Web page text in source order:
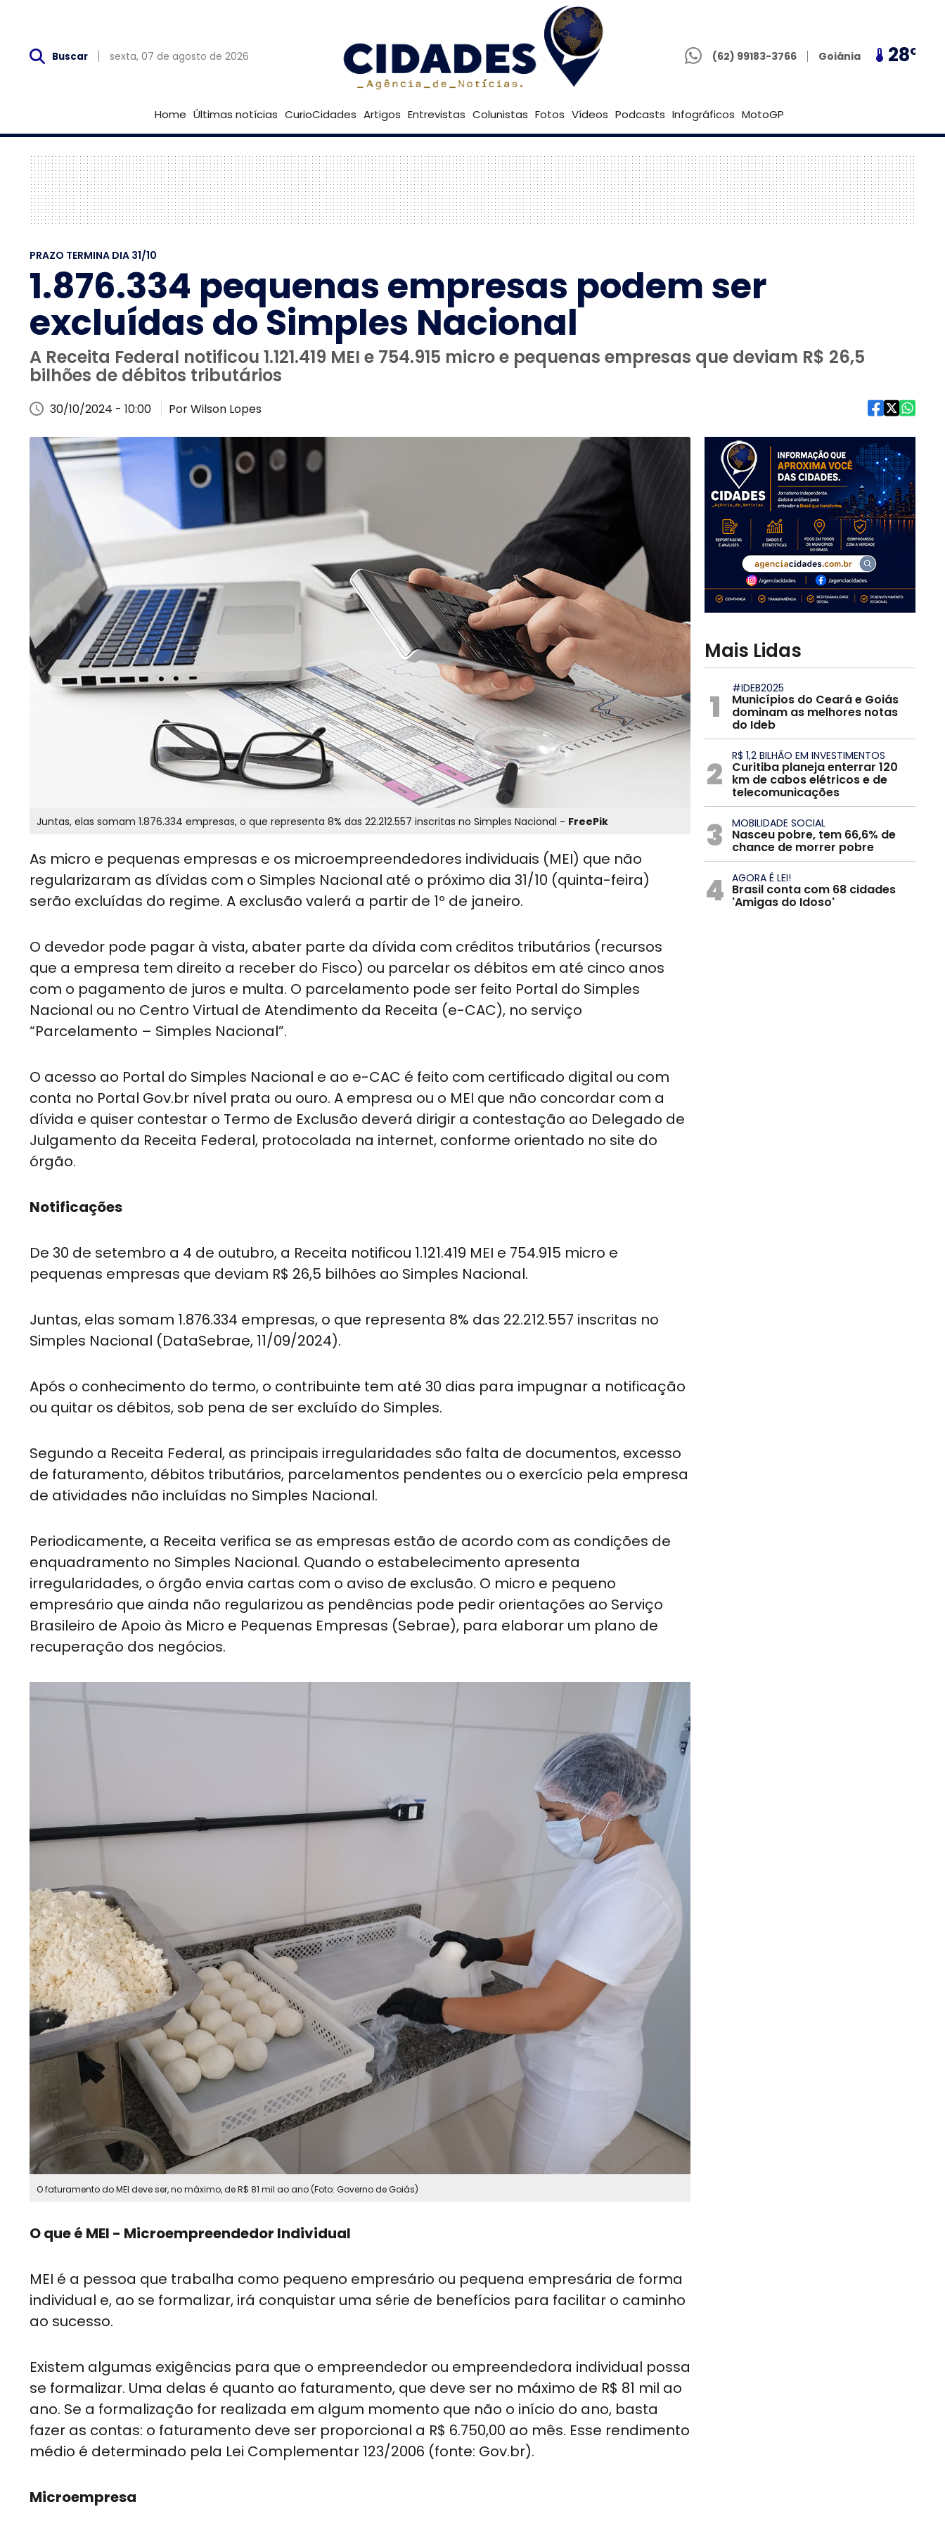
Buscar sexta, 07 de agosto de 2026 (62) 99183-3766
Goiânia 28º Brasília Goiânia 28º Brasília 25º
Home Últimas notícias CurioCidades Artigos Entrevistas Colunistas Fotos Vídeos Podcasts Infográficos MotoGP
PRAZO TERMINA DIA 31/10
1.876.334 pequenas empresas podem ser
excluídas do Simples Nacional
A Receita Federal notificou 1.121.419 MEI e 754.915 micro e pequenas empresas que deviam R$ 26,5
bilhões de débitos tributários
30/10/2024 - 10:00 Por Wilson Lopes
Juntas, elas somam 1.876.334 empresas, o que representa 8% das 22.212.557 inscritas no Simples Nacional - FreePik
As micro e pequenas empresas e os microempreendedores individuais (MEI) que não
regularizaram as dívidas com o Simples Nacional até o próximo dia 31/10 (quinta-feira)
serão excluídas do regime. A exclusão valerá a partir de 1º de janeiro.
O devedor pode pagar à vista, abater parte da dívida com créditos tributários (recursos
que a empresa tem direito a receber do Fisco) ou parcelar os débitos em até cinco anos
com o pagamento de juros e multa. O parcelamento pode ser feito Portal do Simples
Nacional ou no Centro Virtual de Atendimento da Receita (e-CAC), no serviço
“Parcelamento – Simples Nacional”.
O acesso ao Portal do Simples Nacional e ao e-CAC é feito com certificado digital ou com
conta no Portal Gov.br nível prata ou ouro. A empresa ou o MEI que não concordar com a
dívida e quiser contestar o Termo de Exclusão deverá dirigir a contestação ao Delegado de
Julgamento da Receita Federal, protocolada na internet, conforme orientado no site do
órgão.
Notificações
De 30 de setembro a 4 de outubro, a Receita notificou 1.121.419 MEI e 754.915 micro e
pequenas empresas que deviam R$ 26,5 bilhões ao Simples Nacional.
Juntas, elas somam 1.876.334 empresas, o que representa 8% das 22.212.557 inscritas no
Simples Nacional (DataSebrae, 11/09/2024).
Após o conhecimento do termo, o contribuinte tem até 30 dias para impugnar a notificação
ou quitar os débitos, sob pena de ser excluído do Simples.
Segundo a Receita Federal, as principais irregularidades são falta de documentos, excesso
de faturamento, débitos tributários, parcelamentos pendentes ou o exercício pela empresa
de atividades não incluídas no Simples Nacional.
Periodicamente, a Receita verifica se as empresas estão de acordo com as condições de
enquadramento no Simples Nacional. Quando o estabelecimento apresenta
irregularidades, o órgão envia cartas com o aviso de exclusão. O micro e pequeno
empresário que ainda não regularizou as pendências pode pedir orientações ao Serviço
Brasileiro de Apoio às Micro e Pequenas Empresas (Sebrae), para elaborar um plano de
recuperação dos negócios.
O faturamento do MEI deve ser, no máximo, de R$ 81 mil ao ano (Foto: Governo de Goiás)
O que é MEI - Microempreendedor Individual
MEI é a pessoa que trabalha como pequeno empresário ou pequena empresária de forma
individual e, ao se formalizar, irá conquistar uma série de benefícios para facilitar o caminho
ao sucesso.
Existem algumas exigências para que o empreendedor ou empreendedora individual possa
se formalizar. Uma delas é quanto ao faturamento, que deve ser no máximo de R$ 81 mil ao
ano. Se a formalização for realizada em algum momento que não o início do ano, basta
fazer as contas: o faturamento deve ser proporcional a R$ 6.750,00 ao mês. Esse rendimento
médio é determinado pela Lei Complementar 123/2006 (fonte: Gov.br).
Microempresa
Mais Lidas
1 #IDEB2025
Municípios do Ceará e Goiás
dominam as melhores notas
do Ideb
2 R$ 1,2 BILHÃO EM INVESTIMENTOS
Curitiba planeja enterrar 120
km de cabos elétricos e de
telecomunicações
3 MOBILIDADE SOCIAL
Nasceu pobre, tem 66,6% de
chance de morrer pobre
4 AGORA É LEI!
Brasil conta com 68 cidades
'Amigas do Idoso'